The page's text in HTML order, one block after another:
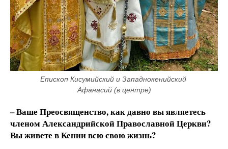
Епископ Кисумийский и Западнокенийский
Афанасий (в центре)
– Ваше Преосвященство, как давно вы являетесь
членом Александрийской Православной Церкви?
Вы живете в Кении всю свою жизнь?